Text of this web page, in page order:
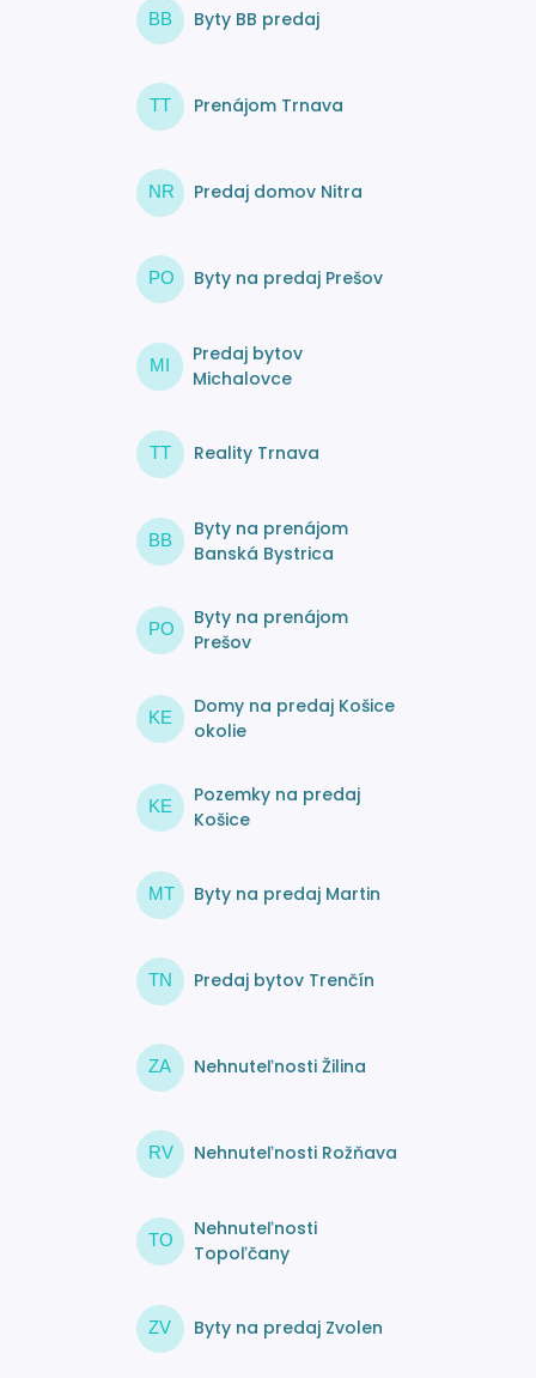
BB Byty BB predaj
TT Prenájom Trnava
NR Predaj domov Nitra
PO Byty na predaj Prešov
MI
Predaj bytov
Michalovce
TT Reality Trnava
BB
Byty na prenájom
Banská Bystrica
PO
Byty na prenájom
Prešov
KE
Domy na predaj Košice
okolie
KE
Pozemky na predaj
Košice
MT Byty na predaj Martin
TN Predaj bytov Trenčín
ZA Nehnuteľnosti Žilina
RV Nehnuteľnosti Rožňava
TO
Nehnuteľnosti
Topoľčany
ZV Byty na predaj Zvolen